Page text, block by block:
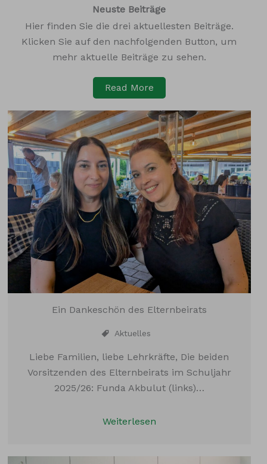
Neuste Beiträge
Hier finden Sie die drei aktuellesten Beiträge.
Klicken Sie auf den nachfolgenden Button, um
mehr aktuelle Beiträge zu sehen.
Read More
Ein Dankeschön des Elternbeirats
Aktuelles
Liebe Familien, liebe Lehrkräfte, Die beiden
Vorsitzenden des Elternbeirats im Schuljahr
2025/26: Funda Akbulut (links)…
Weiterlesen